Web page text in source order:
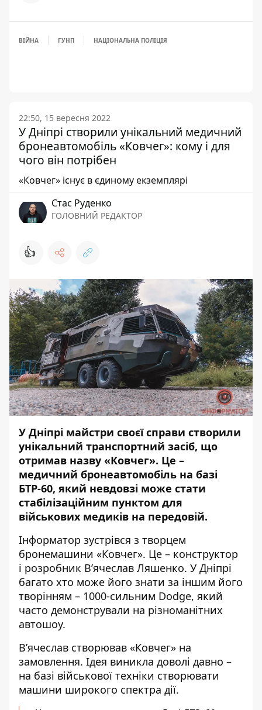
ВІЙНА ГУНП НАЦІОНАЛЬНА ПОЛІЦІЯ
22:50, 15 вересня 2022
У Дніпрі створили унікальний медичний
бронеавтомобіль «Ковчег»: кому і для
чого він потрібен
«Ковчег» існує в єдиному екземплярі
Стас Руденко
ГОЛОВНИЙ РЕДАКТОР
👍
У Дніпрі майстри своєї справи створили
унікальний транспортний засіб, що
отримав назву «Ковчег». Це –
медичний бронеавтомобіль на базі
БТР-60, який невдовзі може стати
стабілізаційним пунктом для
військових медиків на передовій.
Інформатор зустрівся з творцем
бронемашини «Ковчег». Це – конструктор
і розробник В’ячеслав Ляшенко. У Дніпрі
багато хто може його знати за іншим його
творінням – 1000-сильним Dodge, який
часто демонстрували на різноманітних
автошоу.
В’ячеслав створював «Ковчег» на
замовлення. Ідея виникла доволі давно –
на базі військової техніки створювати
машини широкого спектра дії.